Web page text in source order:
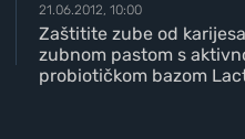
21.06.2012, 10:00
Zaštitite zube od
zubnom pastom s
probiotičkom bazom